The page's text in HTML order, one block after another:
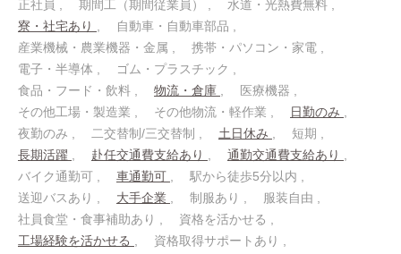
正社員 期間工（期間従業員）
水道・光熱費無料
寮・社宅あり
自動車・自動車部品
産業機械・農業機器・金属
携帯・パソコン・家電
電子・半導体
ゴム・プラスチック
食品・フード・飲料
物流・倉庫
医療機器
その他工場・製造業
その他物流・軽作業
日勤のみ
夜勤のみ
二交替制/三交替制 土日休み
短期
長期活躍
赴任交通費支給あり
通勤交通費支給あり
バイク通勤可
車通勤可
駅から徒歩5分以内
送迎バスあり
大手企業 制服あり
服装自由
社員食堂・食事補助あり
資格を活かせる
工場経験を活かせる
資格取得サポートあり